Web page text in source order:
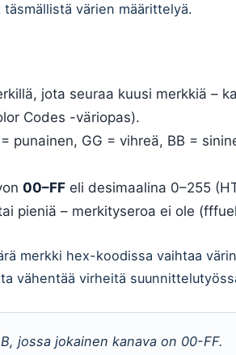
värien määrittelyä.
jota seuraa kuusi merkkiä –
Codes -väriopas).
punainen, GG = vihreä, BB =
00–FF eli desimaalina 0–255
pieniä – merkityseroa ei ole
merkki hex-koodissa vaihtaa
vähentää virheitä
jossa jokainen kanava on 00-FF.